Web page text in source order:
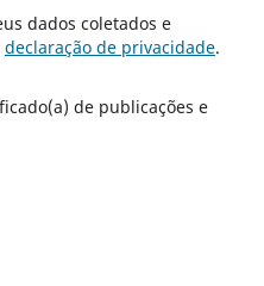
declaração de privacidade.